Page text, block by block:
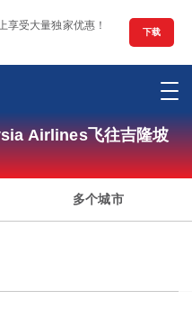
享受大量独家优惠！
下载
Airlines飞往吉隆坡
多个城市